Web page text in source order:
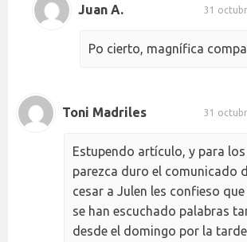
Juan A. 31
Po cierto, magnífica
Toni Madriles 31
Estupendo artículo, y para los
parezca duro el comunicado
cesar a Julen les confieso
se han escuchado palabras
desde el domingo por la